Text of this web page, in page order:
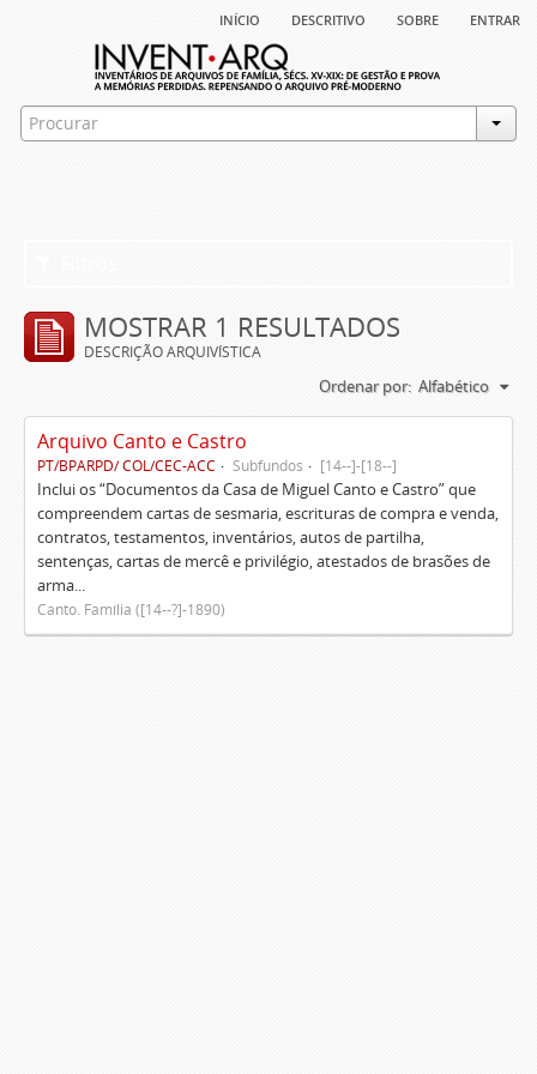
início descritivo sobre entrar
MOSTRAR 1 RESULTADOS
DESCRIÇÃO ARQUIVÍSTICA
Ordenar por: Alfabético
Arquivo Canto e Castro
PT/BPARPD/ COL/CEC-ACC Subfundos [14--]-[18--]
Inclui os “Documentos da Casa de Miguel Canto e Castro” que
compreendem cartas de sesmaria, escrituras de compra e venda,
contratos, testamentos, inventários, autos de partilha,
sentenças, cartas de mercê e privilégio, atestados de brasões de
arma...
Canto. Família ([14--?]-1890)